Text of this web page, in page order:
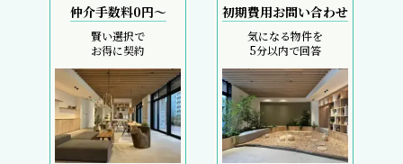
仲介手数料0円～
賢い選択で
お得に契約
初期費用お問い合わせ
気になる物件を
5分以内で回答